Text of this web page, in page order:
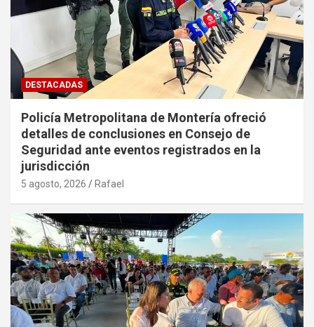
DESTACADAS
Policía Metropolitana de Montería ofreció
detalles de conclusiones en Consejo de
Seguridad ante eventos registrados en la
jurisdicción
5 agosto, 2026 Rafael